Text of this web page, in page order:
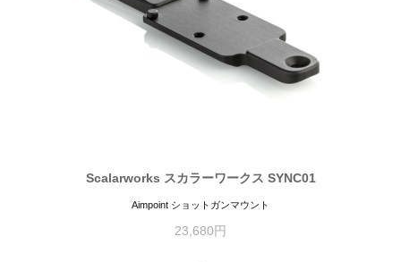
Scalarworks スカラーワークス SYNC01
Aimpoint ショットガンマウント
23,680円